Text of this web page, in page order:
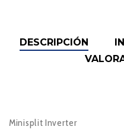
DESCRIPCIÓN
Minisplit Inverter